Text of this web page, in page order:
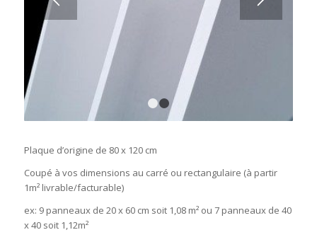
Plaque d’origine de 80 x 120 cm
Coupé à vos dimensions au carré ou rectangulaire (à partir
1m² livrable/facturable)
ex: 9 panneaux de 20 x 60 cm soit 1,08 m² ou 7 panneaux de 40
x 40 soit 1,12m²